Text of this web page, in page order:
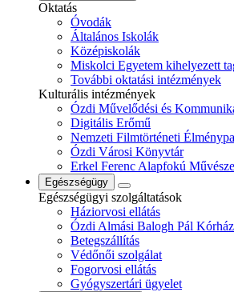
Oktatás
Óvodák
Általános Iskolák
Középiskolák
Miskolci Egyetem kihelyezett
További oktatási intézmények
Kulturális intézmények
Ózdi Művelődési és
Digitális Erőmű
Nemzeti Filmtörténeti
Ózdi Városi Könyvtár
Erkel Ferenc Alapfokú
Egészségügy
Egészségügyi szolgáltatások
Háziorvosi ellátás
Ózdi Almási Balogh Pál Kórház
Betegszállítás
Védőnői szolgálat
Fogorvosi ellátás
Gyógyszertári ügyelet